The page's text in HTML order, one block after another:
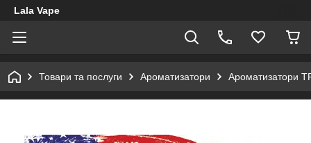
Lala Vape
Товари та послуги Ароматизатори Ароматизатори